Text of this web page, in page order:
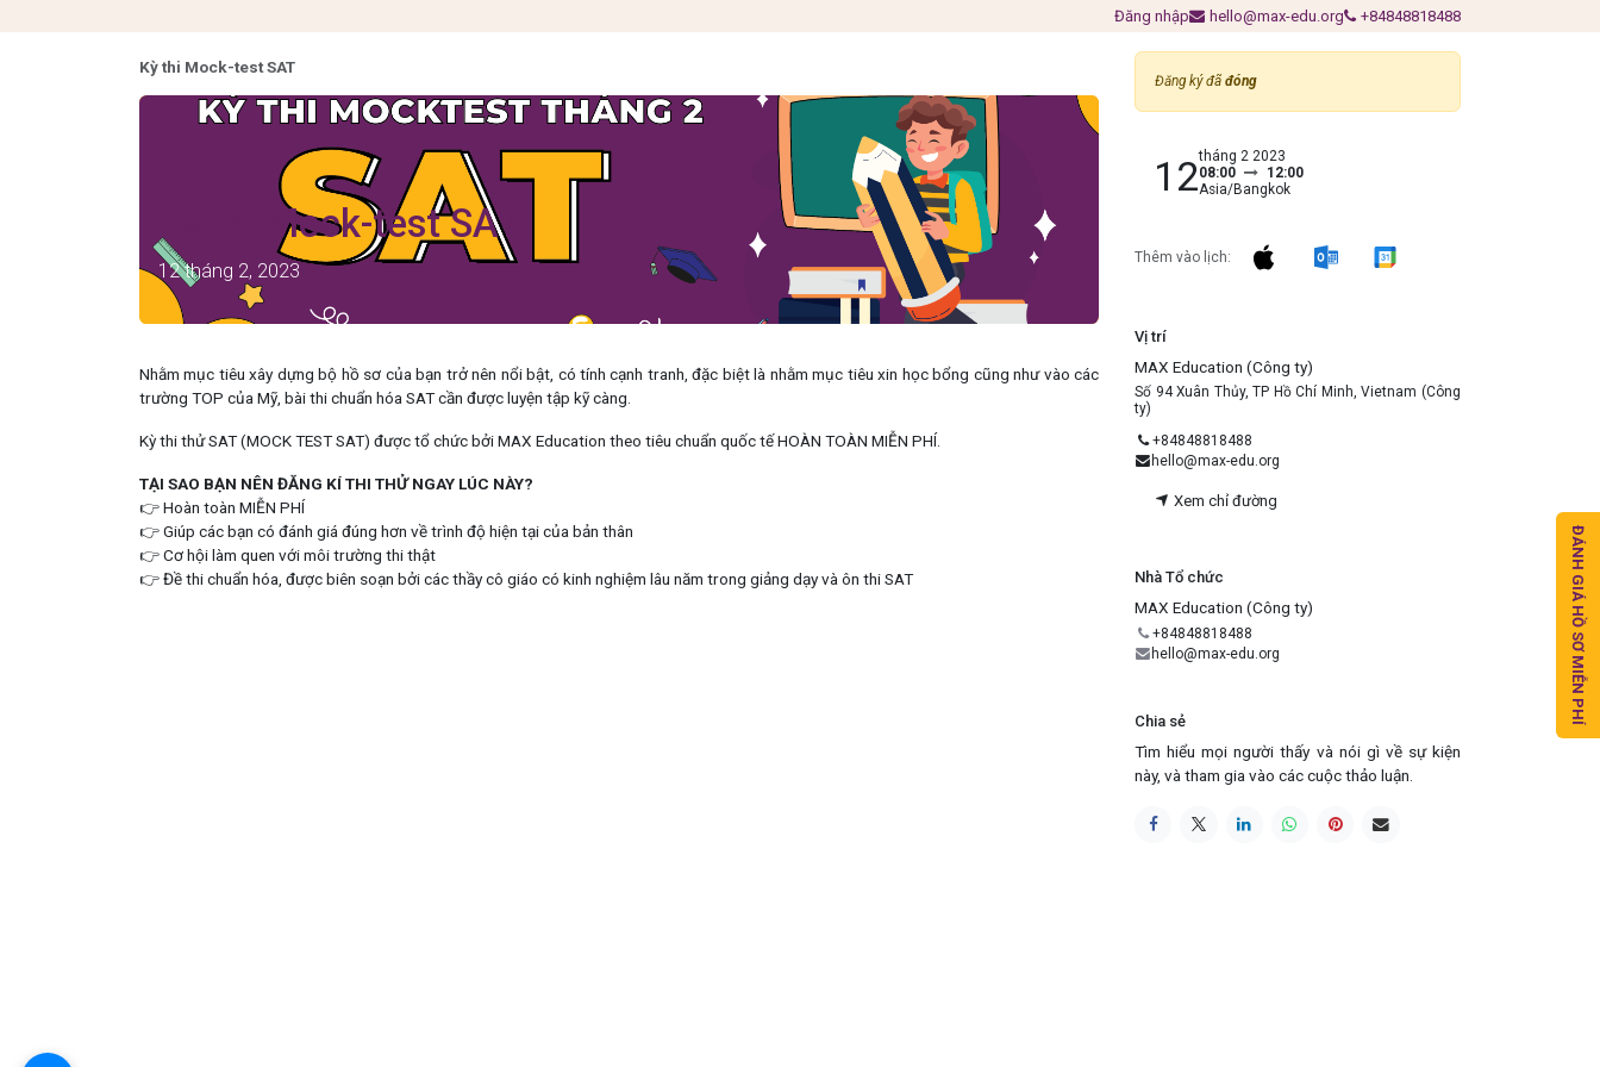
Đăng nhập hello@max-edu.org +84848818488
Kỳ thi Mock-test SAT
Kỳ thi Mock-test SAT
12 tháng 2, 2023
Nhằm mục tiêu xây dựng bộ hồ sơ của bạn trở nên nổi bật, có tính cạnh tranh, đặc biệt là nhằm mục tiêu xin học bổng cũng như vào các
trường TOP của Mỹ, bài thi chuẩn hóa SAT cần được luyện tập kỹ càng.
Kỳ thi thử SAT (MOCK TEST SAT) đượctổ chức bởi MAX Education theo tiêu chuẩn quốc tế HOÀN TOÀN MIỄN PHÍ.
TẠI SAO BẠN NÊN ĐĂNG KÍ THI THỬ NGAY LÚC NÀY?
👉 Hoàn toàn MIỄN PHÍ
👉Giúp các bạn có đánh giá đúng hơn về trình độ hiện tại của bản thân
👉Cơ hội làm quen với môi trường thi thật
👉 Đề thi chuẩn hóa, được biên soạn bởi các thầy cô giáo có kinh nghiệm lâu năm trong giảng dạy và ôn thi SAT
Đăng ký đã đóng
12tháng 2 2023
08:00
12:00
Asia/Bangkok
Thêm vào lịch:
Vị trí
MAX Education (Công ty)
Số 94 Xuân Thủy, TP Hồ Chí Minh, Vietnam (Công
ty)
+84848818488
hello@max-edu.org
Xem chỉ đường
Nhà Tổ chức
MAX Education (Công ty)
+84848818488
hello@max-edu.org
Chia sẻ
Tìm hiểu mọi người thấy và nói gì về sự kiện
này, và tham gia vào các cuộc thảo luận.
ĐÁNH GIÁ HỒ SƠ MIỄN PHÍ